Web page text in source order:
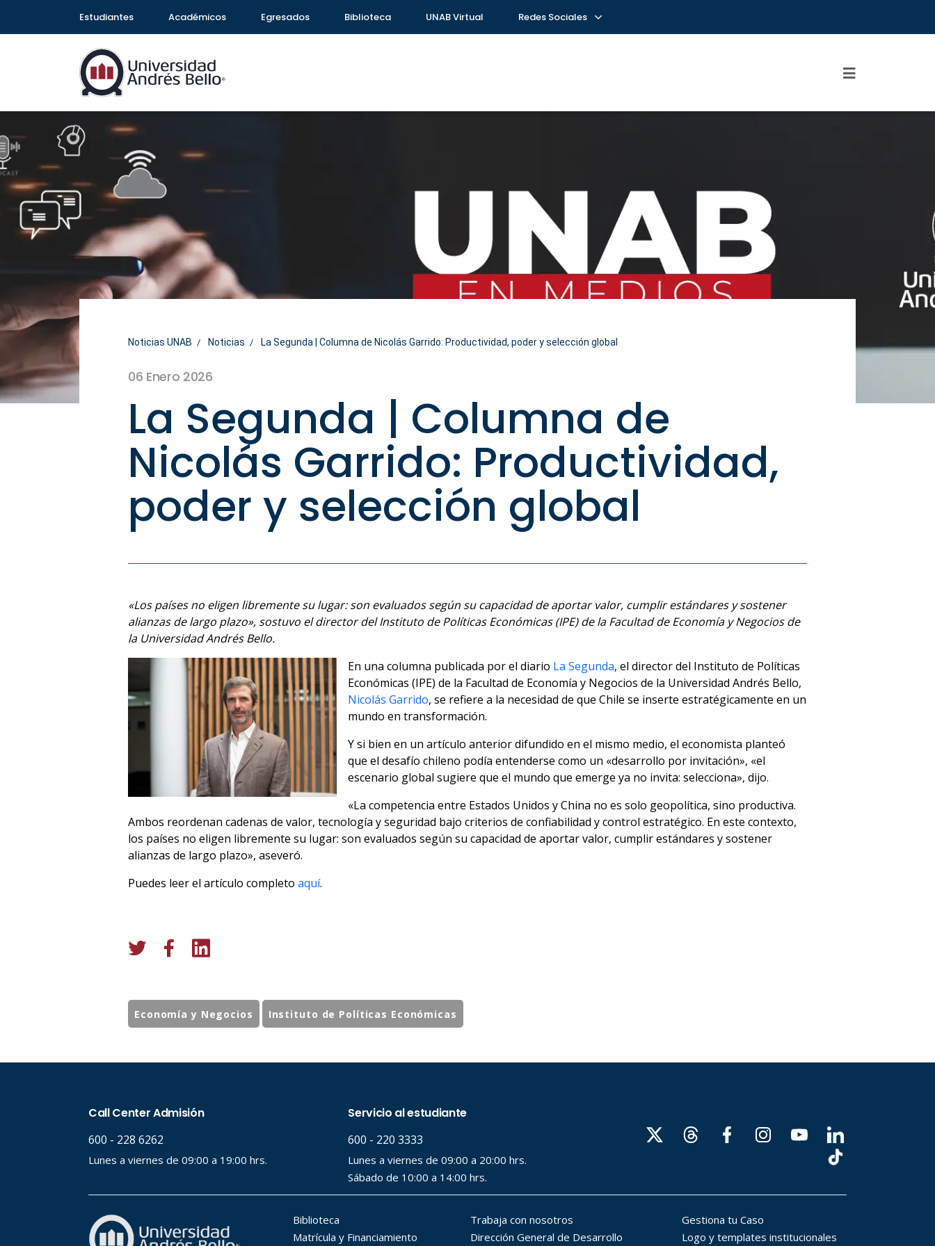
Estudiantes Académicos Egresados Biblioteca UNAB Virtual Redes Sociales
Noticias UNAB Noticias La Segunda | Columna de Nicolás Garrido: Productividad, poder y selección global
06 Enero 2026
La Segunda | Columna de
Nicolás Garrido: Productividad,
poder y selección global
«Los países no eligen libremente su lugar: son evaluados según su capacidad de aportar valor, cumplir estándares y sostener
alianzas de largo plazo», sostuvo el director del Instituto de Políticas Económicas (IPE) de la Facultad de Economía y Negocios de
la Universidad Andrés Bello.
En una columna publicada por el diario La Segunda, el director del Instituto de Políticas
Económicas (IPE) de la Facultad de Economía y Negocios de la Universidad Andrés Bello,
Nicolás Garrido, se refiere a la necesidad de que Chile se inserte estratégicamente en un
mundo en transformación.
Y si bien en un artículo anterior difundido en el mismo medio, el economista planteó
que el desafío chileno podía entenderse como un «desarrollo por invitación», «el
escenario global sugiere que el mundo que emerge ya no invita: selecciona», dijo.
«La competencia entre Estados Unidos y China no es solo geopolítica, sino productiva.
Ambos reordenan cadenas de valor, tecnología y seguridad bajo criterios de confiabilidad y control estratégico. En este contexto,
los países no eligen libremente su lugar: son evaluados según su capacidad de aportar valor, cumplir estándares y sostener
alianzas de largo plazo», aseveró.
Puedes leer el artículo completo aquí.
Economía y Negocios Instituto de Políticas Económicas